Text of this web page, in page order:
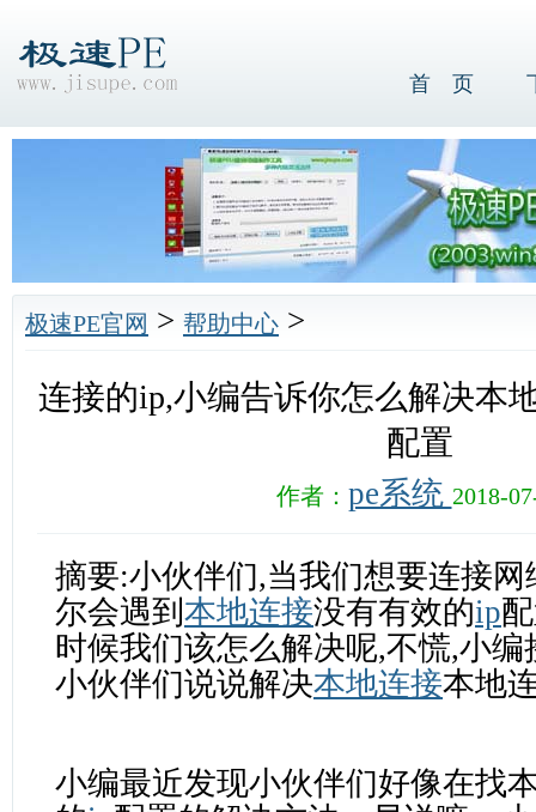
首 页
极速PE官网 > 帮助中心 >
连接的ip,小编告诉你怎么解决本
配置
作者： pe系统 2018-
摘要:小伙伴们,当我们想要连接
尔会遇到 本地连接没有有效的ip
时候我们该怎么解决呢,不慌,小
小伙伴们说说解决本地连接本地
小编最近发现小伙伴们好像在找